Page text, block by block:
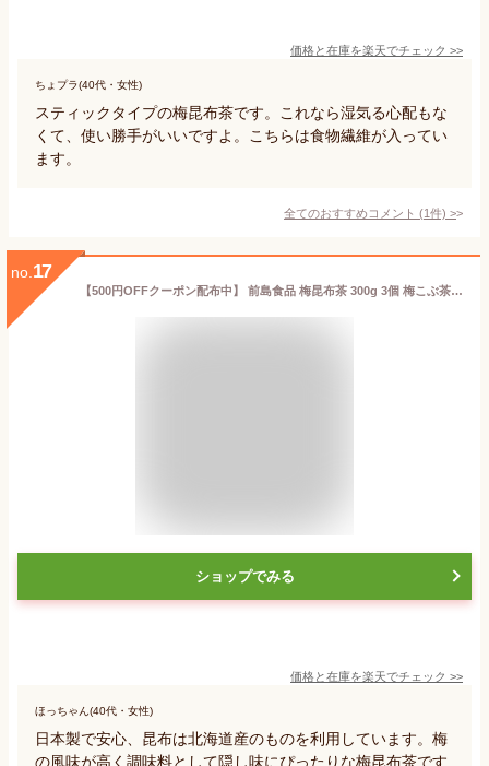
価格と在庫を楽天でチェック >>
ちょプラ(40代・女性)
スティックタイプの梅昆布茶です。これなら湿気る心配もな
くて、使い勝手がいいですよ。こちらは食物繊維が入ってい
ます。
全てのおすすめコメント (1件) >
no. 17
【500円OFFクーポン配布中】 前島食品 梅昆布茶 300g 3個 梅こぶ茶 業務用 梅こんぶ茶 うめ昆布茶 粉末 日本産 国産 北海道産昆布
ショップでみる
価格と在庫を楽天でチェック >>
ほっちゃん(40代・女性)
日本製で安心、昆布は北海道産のものを利用しています。梅
の風味が高く調味料として隠し味にぴったりな梅昆布茶です